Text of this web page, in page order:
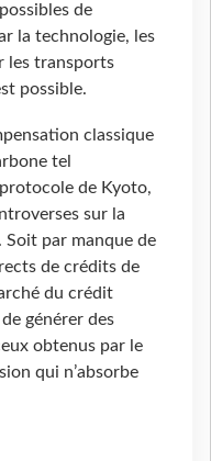
de
la technologie, les
les transports
possible.
classique
tel
de Kyoto,
sur la
par manque de
de crédits de
du crédit
générer des
obtenus par le
qui n’absorbe